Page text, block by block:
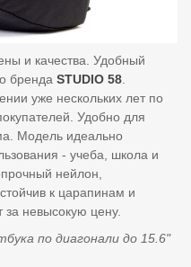
и качества. Удобный
бренда STUDIO 58
уже нескольких лет по
Удобно для
Модель идеально
- учеба, школа и
нейлон,
к царапинам и
невысокую цену.
по диагонали до 15.6"